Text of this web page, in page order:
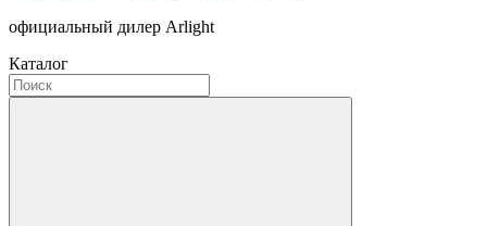
официальный дилер Arlight
Каталог